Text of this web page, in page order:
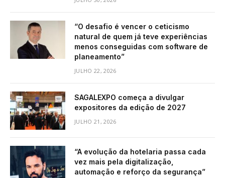
“O desafio é vencer o ceticismo
natural de quem já teve experiências
menos conseguidas com software de
planeamento”
JULHO 22, 2026
SAGALEXPO começa a divulgar
expositores da edição de 2027
JULHO 21, 2026
“A evolução da hotelaria passa cada
vez mais pela digitalização,
automação e reforço da segurança”